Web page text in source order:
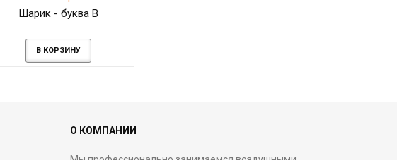
Шарик - буква В
В КОРЗИНУ
О КОМПАНИИ